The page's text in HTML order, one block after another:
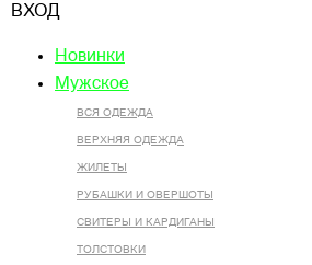
ВХОД
Новинки
Мужское
ВСЯ ОДЕЖДА
ВЕРХНЯЯ ОДЕЖДА
ЖИЛЕТЫ
РУБАШКИ И ОВЕРШОТЫ
СВИТЕРЫ И КАРДИГАНЫ
ТОЛСТОВКИ